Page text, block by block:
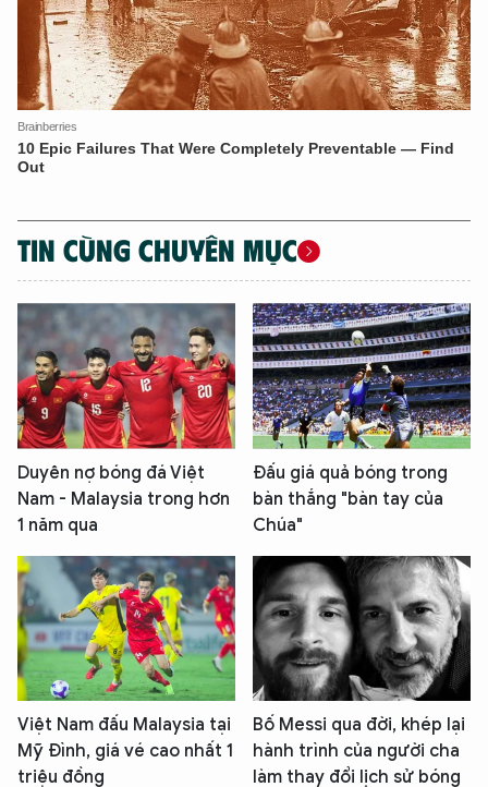
TIN CÙNG CHUYÊN MỤC
Duyên nợ bóng đá Việt
Nam - Malaysia trong hơn
1 năm qua
Đấu giá quả bóng trong
bàn thắng "bàn tay của
Chúa"
Việt Nam đấu Malaysia tại
Mỹ Đình, giá vé cao nhất 1
triệu đồng
Bố Messi qua đời, khép lại
hành trình của người cha
làm thay đổi lịch sử bóng